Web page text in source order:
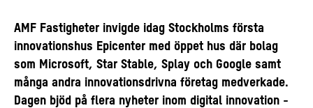
AMF Fastigheter invigde idag Stockholms första
innovationshus Epicenter med öppet hus där bolag
som Microsoft, Star Stable, Splay och Google samt
många andra innovationsdrivna företag medverkade.
Dagen bjöd på flera nyheter inom digital innovation -